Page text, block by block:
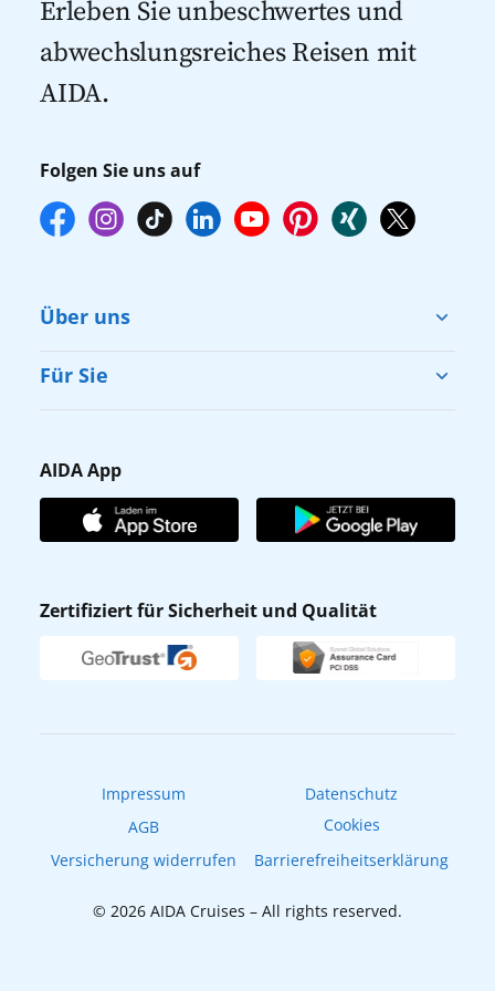
Ihrer Lieblingsausflüge vor Reisebeginn
online über myAIDA vorzunehmen.
Erleben Sie unbeschwertes und
abwechslungsreiches Reisen mit
AIDA.
Folgen Sie uns auf
Über uns
Cruise & Help
Karriere
Affiliateprogramm
Verhaltens- & Ethikkodex
Newsletter
Für Sie
Gästefragebogen
AIDA Club
AIDA App
AIDA App
Zertifiziert für Sicherheit und Qualität
Impressum
Datenschutz
AGB
Cookies
Versicherung widerrufen
Barrierefreiheitserklärung
© 2026 AIDA Cruises – All rights reserved.